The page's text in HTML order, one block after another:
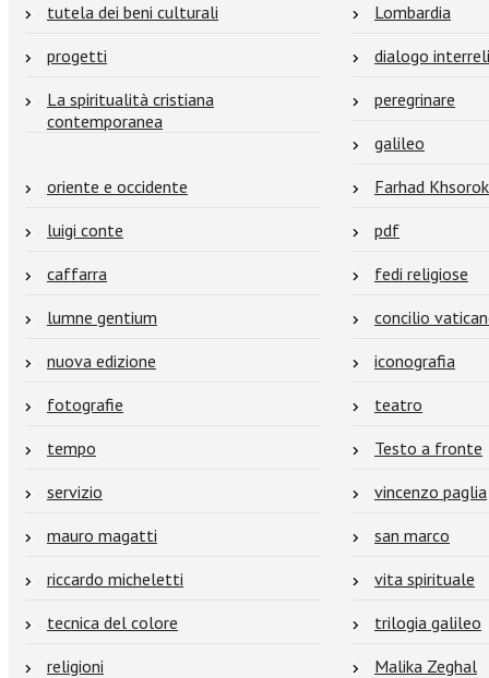
tutela dei beni culturali
Lombardia
progetti
dialogo
La spiritualità cristiana
contemporanea
peregrinare
galileo
oriente e occidente
Farhad
luigi conte
pdf
caffarra
fedi religiose
lumne gentium
concilio
nuova edizione
iconografia
fotografie
teatro
tempo
Testo a fronte
servizio
vincenzo paglia
mauro magatti
san marco
riccardo micheletti
vita spirituale
tecnica del colore
trilogia galileo
religioni
Malika Zeghal